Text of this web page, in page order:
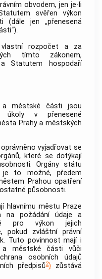
obvodem, jen je-li
svěřen výkon
(dále jen „přenesená
rozpočet a za
tímto zákonem,
Statutem hospodaří
a městské části jsou
úkoly v přenesené
Prahya městských
vyjadřovat se
které se dotýkají
Orgány státu
je to možné, předem
Prahou opatření
působnosti.
hlavnímu městu Praze
na požádání údaje a
pro výkon jejich
pokud zvláštní právní
Tuto povinnost mají i
městské části vůči
osobních údajů
předpisů2) zůstává